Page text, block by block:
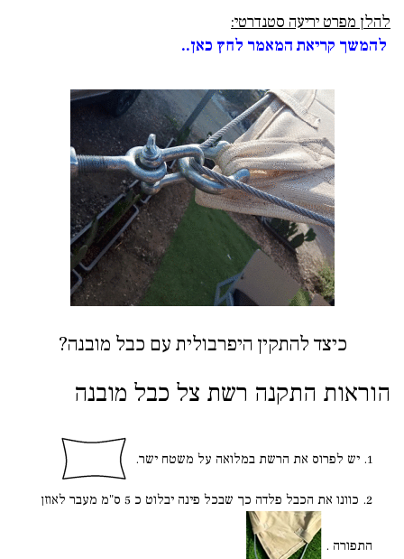
להלן מפרט יריעה סטנדרטי:
להמשך קריאת המאמר לחץ כאן..
כיצד להתקין היפרבולית עם כבל מובנה?
הוראות התקנה רשת צל כבל מובנה
יש לפרוס את הרשת במלואה על משטח ישר.
כוונו את הכבל פלדה כך שבכל פינה יבלוט כ 5 ס"מ מעבר לאוזן
התפורה .